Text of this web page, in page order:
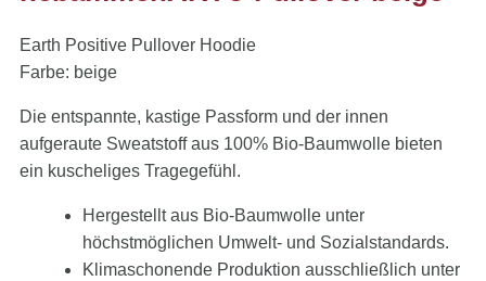
Earth Positive Pullover Hoodie
Farbe: beige
Die entspannte, kastige Passform und der innen
aufgeraute Sweatstoff aus 100% Bio-Baumwolle bieten
ein kuscheliges Tragegefühl.
Hergestellt aus Bio-Baumwolle unter
höchstmöglichen Umwelt- und Sozialstandards.
Klimaschonende Produktion ausschließlich unter